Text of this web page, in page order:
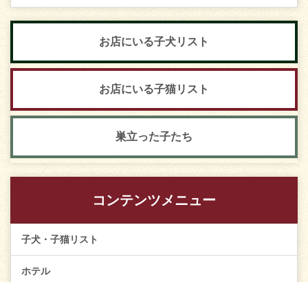
お店にいる子犬リスト
お店にいる子猫リスト
巣立った子たち
コンテンツメニュー
子犬・子猫リスト
ホテル